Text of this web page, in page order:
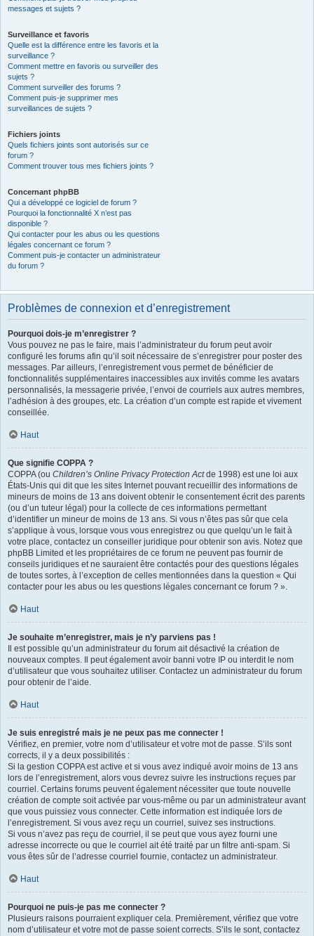
messages et sujets ?
Surveillance et favoris
Quelle est la différence entre les favoris et la
surveillance ?
Comment mettre en favoris ou surveiller des
sujets ?
Comment surveiller des forums ?
Comment puis-je supprimer mes
surveillances de sujets ?
Fichiers joints
Quels fichiers joints sont autorisés sur ce
forum ?
Comment trouver tous mes fichiers joints ?
Concernant phpBB
Qui a développé ce logiciel de forum ?
Pourquoi la fonctionnalité X n’est pas
disponible ?
Qui contacter pour les abus ou les questions
légales concernant ce forum ?
Comment puis-je contacter un administrateur
du forum ?
Problèmes de connexion et d’enregistrement
Pourquoi dois-je m’enregistrer ?
Vous pouvez ne pas le faire, mais l’administrateur du forum peut avoir
configuré les forums afin qu’il soit nécessaire de s’enregistrer pour poster des
messages. Par ailleurs, l’enregistrement vous permet de bénéficier de
fonctionnalités supplémentaires inaccessibles aux invités comme les avatars
personnalisés, la messagerie privée, l’envoi de courriels aux autres membres,
l’adhésion à des groupes, etc. La création d’un compte est rapide et vivement
conseillée.
Haut
Que signifie COPPA ?
COPPA (ou Children’s Online Privacy Protection Actde 1998) est une loi aux
États-Unis qui dit que les sites Internet pouvant recueillir des informations de
mineurs de moins de 13 ans doivent obtenir le consentement écrit des parents
(ou d’un tuteur légal) pour la collecte de ces informations permettant
d’identifier un mineur de moins de 13 ans. Si vous n’êtes pas sûr que cela
s’applique à vous, lorsque vous vous enregistrez ou que quelqu’un le fait à
votre place, contactez un conseiller juridique pour obtenir son avis. Notez que
phpBB Limited et les propriétaires de ce forum ne peuvent pas fournir de
conseils juridiques et ne sauraient être contactés pour des questions légales
de toutes sortes, à l’exception de celles mentionnées dans la question « Qui
contacter pour les abus ou les questions légales concernant ce forum ? ».
Haut
Je souhaite m’enregistrer, mais je n’y parviens pas !
Il est possible qu’un administrateur du forum ait désactivé la création de
nouveaux comptes. Il peut également avoir banni votre IP ou interdit le nom
d’utilisateur que vous souhaitez utiliser. Contactez un administrateur du forum
pour obtenir de l’aide.
Haut
Je suis enregistré mais je ne peux pas me connecter !
Vérifiez, en premier, votre nom d’utilisateur et votre mot de passe. S’ils sont
corrects, il y a deux possibilités :
Si la gestion COPPA est active et si vous avez indiqué avoir moins de 13 ans
lors de l’enregistrement, alors vous devrez suivre les instructions reçues par
courriel. Certains forums peuvent également nécessiter que toute nouvelle
création de compte soit activée par vous-même ou par un administrateur avant
que vous puissiez vous connecter. Cette information est indiquée lors de
l’enregistrement. Si vous avez reçu un courriel, suivez ses instructions.
Si vous n’avez pas reçu de courriel, il se peut que vous ayez fourni une
adresse incorrecte ou que le courriel ait été traité par un filtre anti-spam. Si
vous êtes sûr de l’adresse courriel fournie, contactez un administrateur.
Haut
Pourquoi ne puis-je pas me connecter ?
Plusieurs raisons pourraient expliquer cela. Premièrement, vérifiez que votre
nom d’utilisateur et votre mot de passe soient corrects. S’ils le sont, contactez